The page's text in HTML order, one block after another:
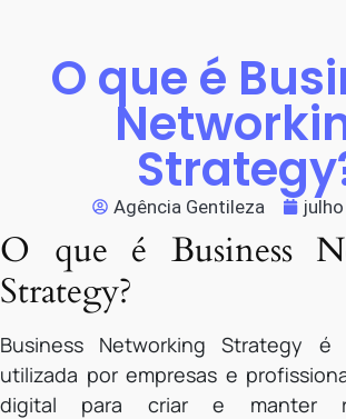
O que é
Agência Gentileza
O que é Business
Strategy?
Business Networking Strategy é
utilizada por empresas e
digital para criar e manter